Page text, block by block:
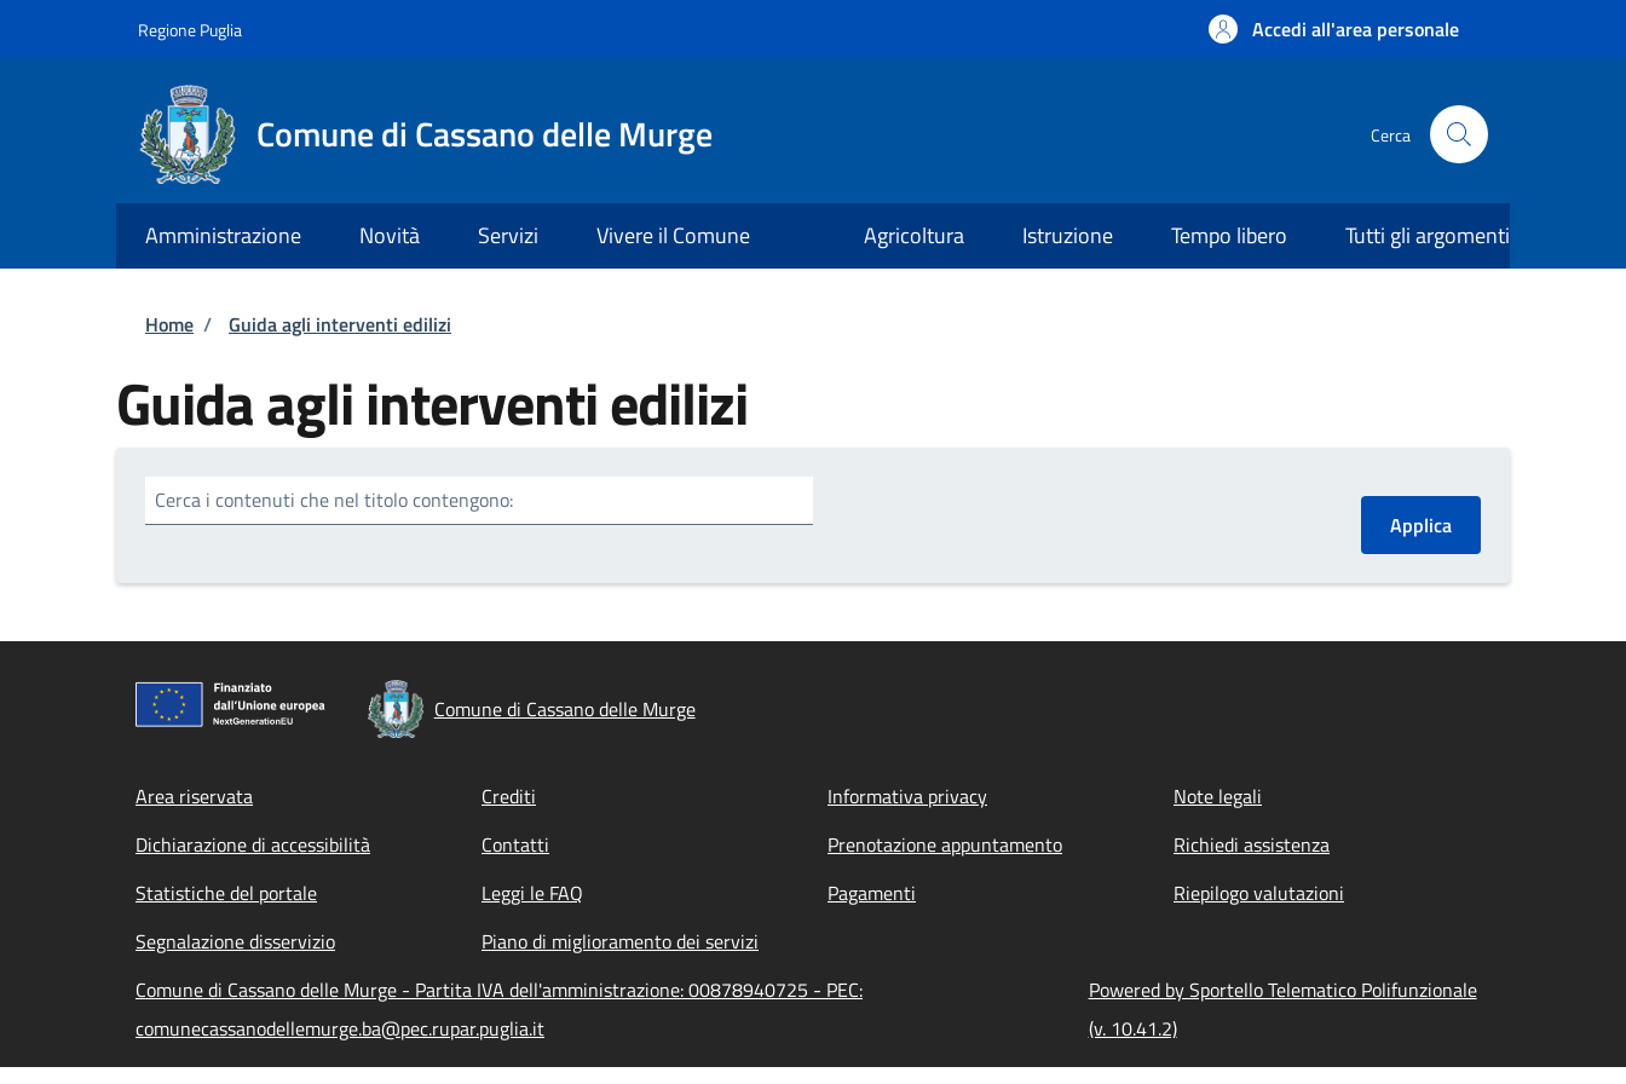
Regione Puglia Accedi all'area personale
Comune di Cassano delle Murge Cerca
Amministrazione Novità Servizi Vivere il Comune Agricoltura Istruzione Tempo libero Tutti gli argomenti
Briciole di pane
Home / Guida agli interventi edilizi
Guida agli interventi edilizi
Cerca i contenuti che nel titolo contengono:
Comune di Cassano delle Murge
Footer menu
Area riservata Crediti Informativa privacy
Note legali
Dichiarazione di accessibilità
Contatti Prenotazione appuntamento
Richiedi assistenza
Statistiche del portale
Leggi le FAQ Pagamenti
Riepilogo valutazioni
Segnalazione disservizio
Piano di miglioramento dei servizi
Comune di Cassano delle Murge - Partita IVA dell'amministrazione: 00878940725 - PEC:
comunecassanodellemurge.ba@pec.rupar.puglia.it
Powered by Sportello Telematico Polifunzionale
(v. 10.41.2)